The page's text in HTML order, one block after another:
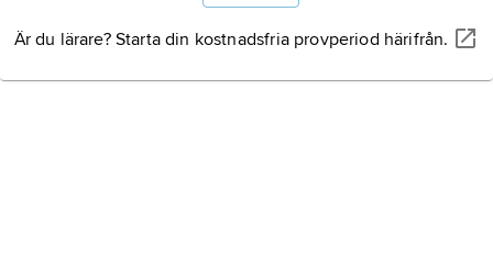
Är du lärare? Starta din kostnadsfria provperiod härifrån.